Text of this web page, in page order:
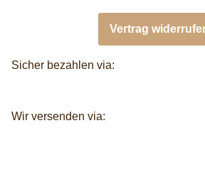
Vertrag
Sicher bezahlen via:
Wir versenden via: